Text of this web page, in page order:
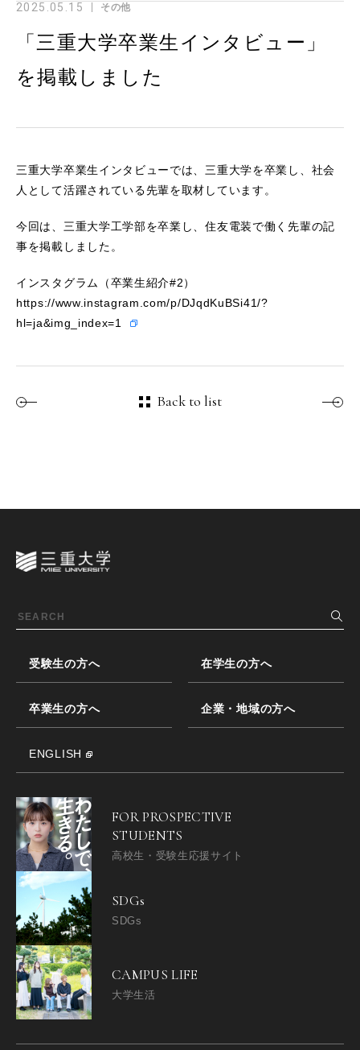
2025.05.15 その他
「三重大学卒業生インタビュー」
を掲載しました
三重大学卒業生インタビューでは、三重大学を卒業し、社会
人として活躍されている先輩を取材しています。
今回は、三重大学工学部を卒業し、住友電装で働く先輩の記
事を掲載しました。
インスタグラム（卒業生紹介#2）
https://www.instagram.com/p/DJqdKuBSi41/?
hl=ja&img_index=1
Back to list
受験生の方へ 在学生の方へ
卒業生の方へ 企業・地域の方へ
ENGLISH
FOR PROSPECTIVE
STUDENTS
高校生・受験生応援サイト
SDGs
SDGs
CAMPUS LIFE
大学生活